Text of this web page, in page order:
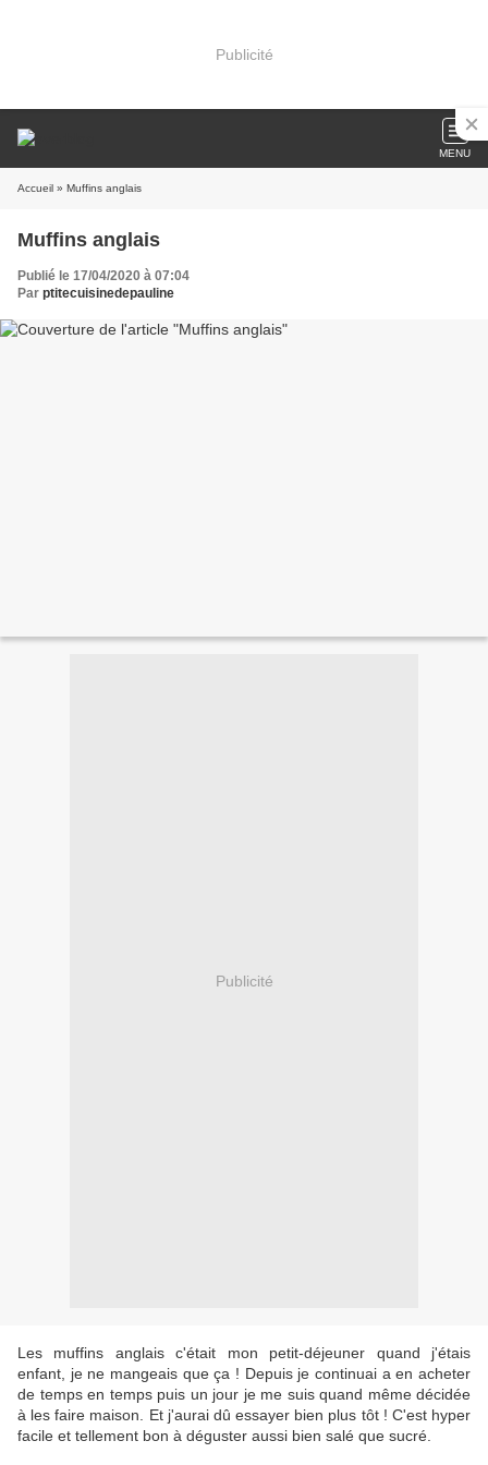
Publicité
MENU
Accueil » Muffins anglais
Muffins anglais
Publié le 17/04/2020 à 07:04
Par ptitecuisinedepauline
Publicité
Les muffins anglais c'était mon petit-déjeuner quand j'étais
enfant, je ne mangeais que ça ! Depuis je continuai a en acheter
de temps en temps puis un jour je me suis quand même décidée
à les faire maison. Et j'aurai dû essayer bien plus tôt ! C'est hyper
facile et tellement bon à déguster aussi bien salé que sucré.